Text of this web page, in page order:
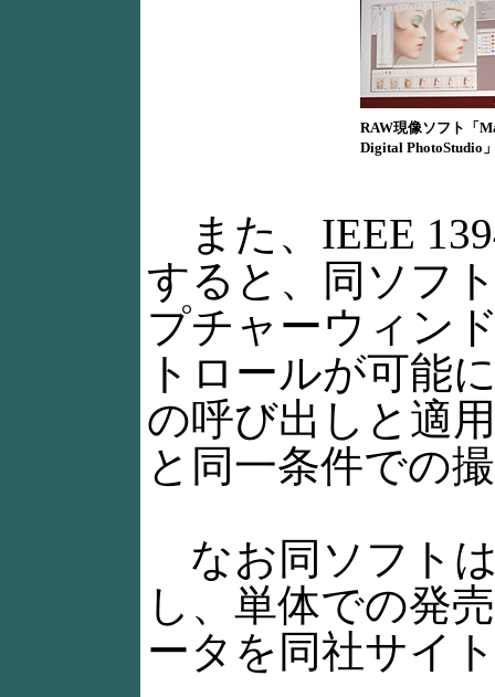
RAW現像ソフト「
Digital PhotoStudio
また、IEEE
すると、同ソフ
プチャーウィン
トロールが可能
の呼び出しと適
と同一条件での
なお同ソフト
し、単体での発
ータを同社サイ